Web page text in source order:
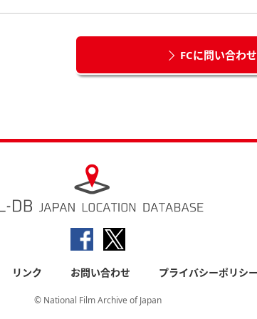
FCに問い合わ
リンク お問い合わせ プライバシーポリシ
© National Film Archive of Japan